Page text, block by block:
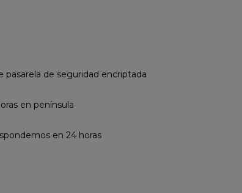
de seguridad encriptada
en península
en 24 horas